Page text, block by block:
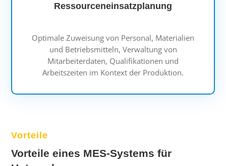
Ressourceneinsatzplanung
Optimale Zuweisung von Personal, Materialien
und Betriebsmitteln, Verwaltung von
Mitarbeiterdaten, Qualifikationen und
Arbeitszeiten im Kontext der Produktion.
Vorteile
Vorteile eines MES-Systems für